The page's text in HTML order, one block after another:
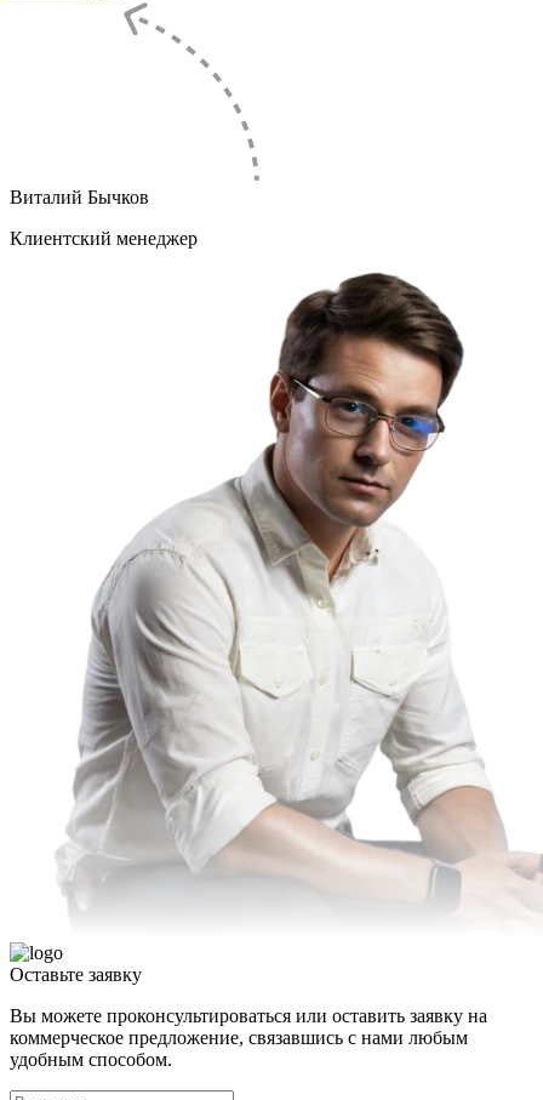
Виталий Бычков
Клиентский менеджер
Оставьте заявку
Вы можете проконсультироваться или оставить заявку на
коммерческое предложение, связавшись с нами любым
удобным способом.